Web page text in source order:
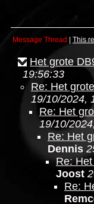
Message Thread This
Het grote
19:56:33
Re: Het
19/10/2024,
Re: Het
19/10/
Re: Het
Dennis
Re:
Joost
Re: